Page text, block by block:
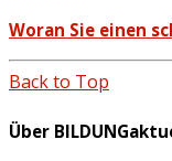
Woran Sie einen
Back to Top
Über